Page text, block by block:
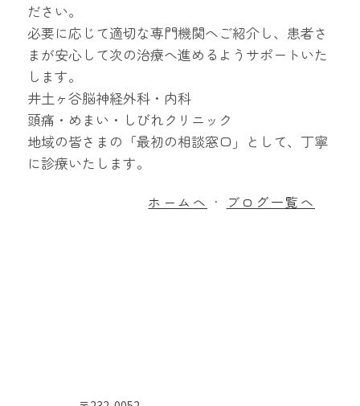
ださい。
必要に応じて適切な専門機関へご紹介し、患者さ
まが安心して次の治療へ進めるようサポートいた
します。
井土ヶ谷脳神経外科・内科
頭痛・めまい・しびれクリニック
地域の皆さまの「最初の相談窓口」として、丁寧
に診療いたします。
ホームへ ・ ブログ一覧へ